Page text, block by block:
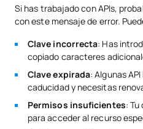
Si has trabajado con APIs,
con este mensaje de error.
Clave incorrecta: Has
copiado caracteres
Clave expirada: Algunas
caducidad y necesitas
Permisos insuficientes:
para acceder al recurso